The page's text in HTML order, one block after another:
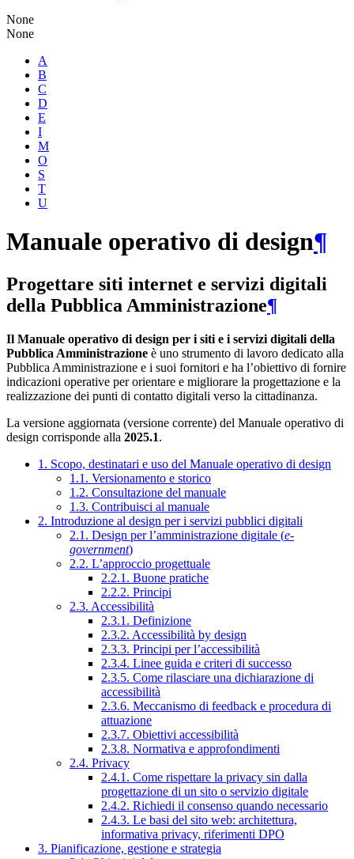
None
None
A
B
C
D
E
I
M
O
S
T
U
Manuale operativo di design¶
Progettare siti internet e servizi digitali
della Pubblica Amministrazione¶
Il Manuale operativo di design per i siti e i servizi digitali della
Pubblica Amministrazione è uno strumento di lavoro dedicato alla
Pubblica Amministrazione e i suoi fornitori e ha l’obiettivo di fornire
indicazioni operative per orientare e migliorare la progettazione e la
realizzazione dei punti di contatto digitali verso la cittadinanza.
La versione aggiornata (versione corrente) del Manuale operativo di
design corrisponde alla 2025.1.
1. Scopo, destinatari e uso del Manuale operativo di design
1.1. Versionamento e storico
1.2. Consultazione del manuale
1.3. Contribuisci al manuale
2. Introduzione al design per i servizi pubblici digitali
2.1. Design per l’amministrazione digitale (e-
government)
2.2. L’approccio progettuale
2.2.1. Buone pratiche
2.2.2. Principi
2.3. Accessibilità
2.3.1. Definizione
2.3.2. Accessibilità by design
2.3.3. Principi per l’accessibilità
2.3.4. Linee guida e criteri di successo
2.3.5. Come rilasciare una dichiarazione di
accessibilità
2.3.6. Meccanismo di feedback e procedura di
attuazione
2.3.7. Obiettivi accessibilità
2.3.8. Normativa e approfondimenti
2.4. Privacy
2.4.1. Come rispettare la privacy sin dalla
progettazione di un sito o servizio digitale
2.4.2. Richiedi il consenso quando necessario
2.4.3. Le basi del sito web: architettura,
informativa privacy, riferimenti DPO
3. Pianificazione, gestione e strategia